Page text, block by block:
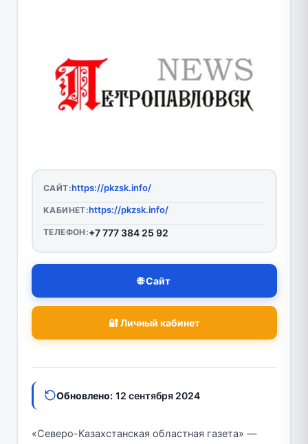
САЙТ:https://pkzsk.info/
КАБИНЕТ:https://pkzsk.info/
ТЕЛЕФОН:+7 777 384 25 92
🌐 Сайт
🔐 Личный кабинет
Обновлено: 12 сентября 2024
«Северо-Казахстанская областная газета» —